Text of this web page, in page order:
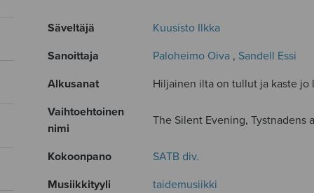
Säveltäjä
Kuusisto Ilkka
Sanoittaja
Paloheimo Oiva , Sandell Essi
Alkusanat
Hiljainen ilta on tullut ja kaste jo
Vaihtoehtoinen
nimi
The Silent Evening, Tystnadens
Kokoonpano
SATB div.
Musiikkityyli
taidemusiikki